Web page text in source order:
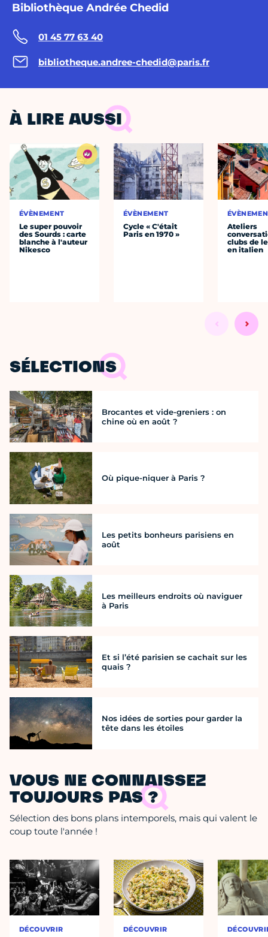
Bibliothèque Andrée Chedid
01 45 77 63 40
bibliotheque.andree-chedid@paris.fr
À LIRE AUSSI
ÉVÈNEMENT
Le super pouvoir
des Sourds : carte
blanche à l'auteur
Nikesco
ÉVÈNEMENT
Cycle « C'était
Paris en 1970 »
Ateliers
clubs de
en italien
SÉLECTIONS
Brocantes et vide-greniers : on
chine où en août ?
Où pique-niquer à Paris ?
Les petits bonheurs parisiens en
août
Les meilleurs endroits où naviguer
à Paris
Et si l’été parisien se cachait sur les
quais ?
Nos idées de sorties pour garder la
tête dans les étoiles
VOUS NE CONNAISSEZ
TOUJOURS PAS ?
Sélection des bons plans intemporels, mais qui valent le
coup toute l'année !
DÉCOUVRIR DÉCOUVRIR